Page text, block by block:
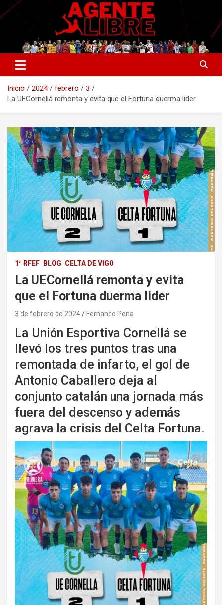
Saltar
al
Agente Libre Digital
La nueva generación del periodismo deportivo.
Inicio 2024 febrero
3
La UECornellá remonta y evita que el Fortuna duerma lider
1ª RFEF BLOG CELTA DE VIGO
La UECornellá remonta y evita
que el Fortuna duerma lider
3 de febrero de 2024 Fernando Pena
La Unión Esportiva Cornellá se
llevó los tres puntos tras una
remontada de infarto, el gol de
Antonio Caballero deja al
conjunto catalán una jornada más
fuera del descenso y además
agrava la crisis del Celta Fortuna.